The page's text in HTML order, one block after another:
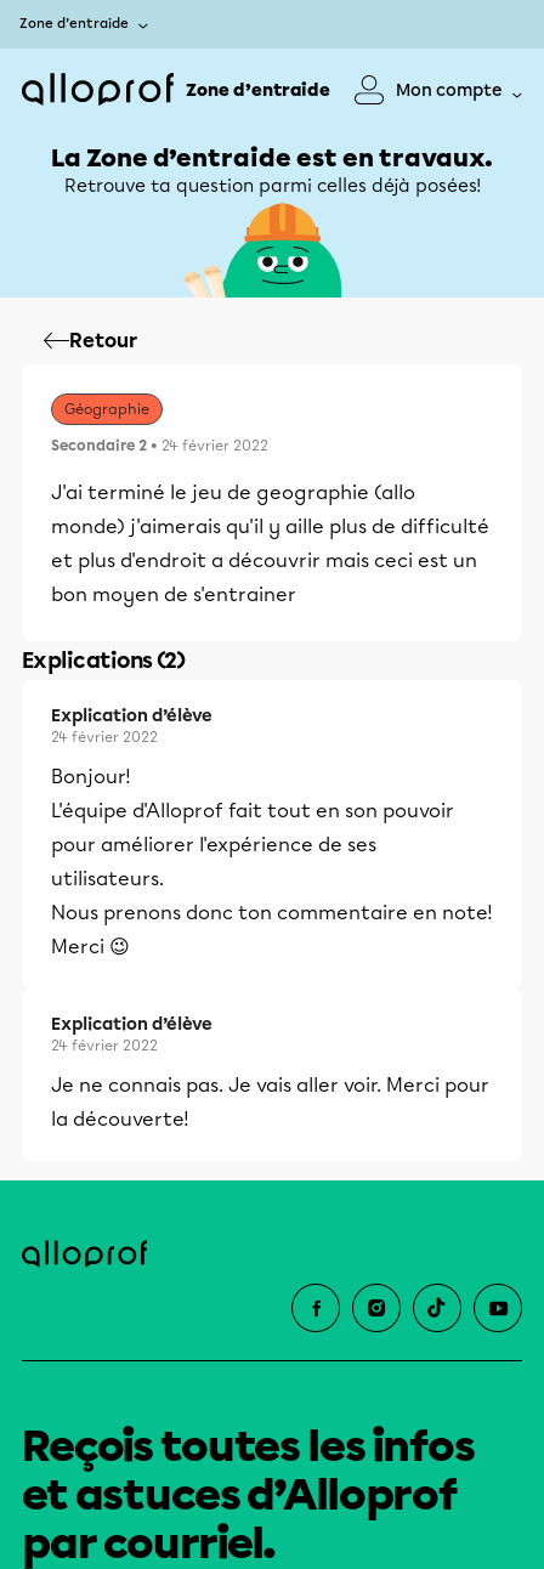
Zone d’entraide
Zone d’entraide Mon compte
La Zone d’entraide est en travaux.
Retrouve ta question parmi celles déjà posées!
Retour
Géographie
Secondaire 2 • 24 février 2022
J'ai terminé le jeu de geographie (allo
monde) j'aimerais qu'il y aille plus de difficulté
et plus d'endroit a découvrir mais ceci est un
bon moyen de s'entrainer
Explications (2)
Explication d’élève
24 février 2022
Bonjour!
L'équipe d'Alloprof fait tout en son pouvoir
pour améliorer l'expérience de ses
utilisateurs.
Nous prenons donc ton commentaire en note!
Merci 😉
Explication d’élève
24 février 2022
Je ne connais pas. Je vais aller voir. Merci pour
la découverte!
Reçois toutes les infos
et astuces d’Alloprof
par courriel.